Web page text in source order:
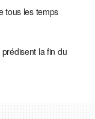
tous les temps
la fin du